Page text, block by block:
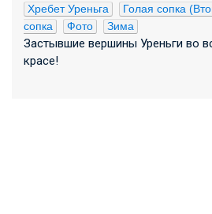
Хребет Уреньга Голая сопка
сопка
Фото Зима
Застывшие вершины Уреньги во
красе!